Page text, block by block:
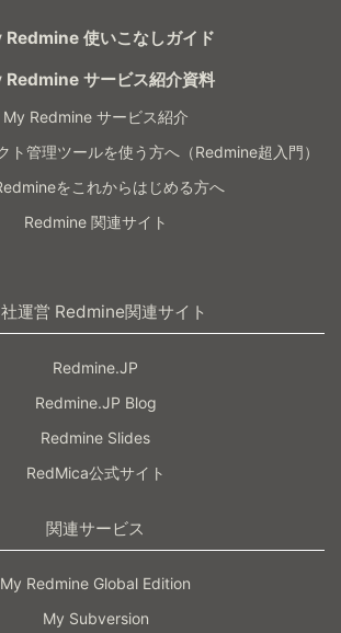
Redmine 使いこなしガイド
Redmine サービス紹介資料
My Redmine サービス紹介
ト管理ツールを使う方へ（Redmine超入門）
をこれからはじめる方へ
Redmine 関連サイト
運営 Redmine関連サイト
Redmine.JP
Redmine.JP Blog
Redmine Slides
RedMica公式サイト
関連サービス
My Redmine Global Edition
My Subversion